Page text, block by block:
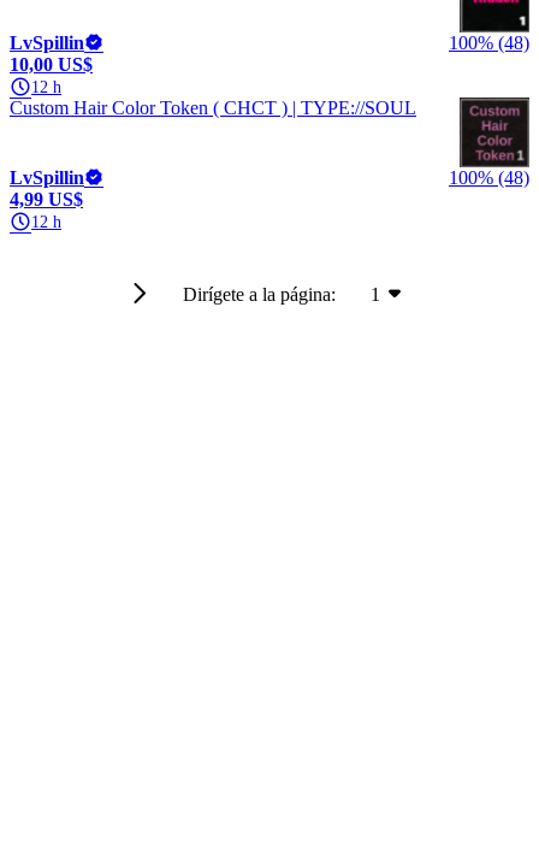
LvSpillin
100% (48)
10,00 US$
12 h
Custom Hair Color Token ( CHCT ) | TYPE://SOUL
LvSpillin
100% (48)
4,99 US$
12 h
Dirígete a la página: 1